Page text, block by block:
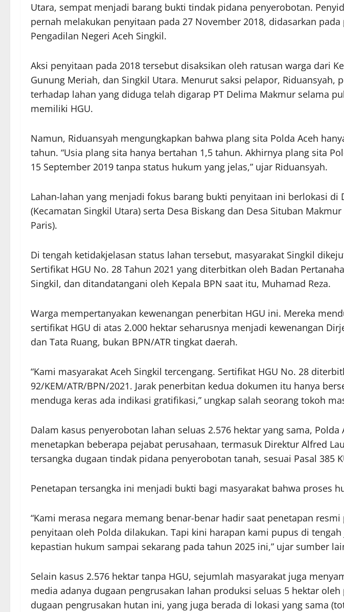
Utara, sempat menjadi barang bukti tindak pidana penyerobotan.
pernah melakukan penyitaan pada 27 November 2018, didasarkan
Pengadilan Negeri Aceh Singkil.
Aksi penyitaan pada 2018 tersebut disaksikan oleh ratusan warga dari
Gunung Meriah, dan Singkil Utara. Menurut saksi pelapor, Riduansyah,
terhadap lahan yang diduga telah digarap PT Delima Makmur selama
memiliki HGU.
Namun, Riduansyah mengungkapkan bahwa plang sita Polda Aceh
tahun. “Usia plang sita hanya bertahan 1,5 tahun. Akhirnya plang sita
15 September 2019 tanpa status hukum yang jelas,” ujar Riduansyah.
Lahan-lahan yang menjadi fokus barang bukti penyitaan ini berlokasi di
(Kecamatan Singkil Utara) serta Desa Biskang dan Desa Situban
Paris).
Di tengah ketidakjelasan status lahan tersebut, masyarakat Singkil
Sertifikat HGU No. 28 Tahun 2021 yang diterbitkan oleh Badan
Singkil, dan ditandatangani oleh Kepala BPN saat itu, Muhamad Reza.
Warga mempertanyakan kewenangan penerbitan HGU ini. Mereka
sertifikat HGU di atas 2.000 hektar seharusnya menjadi kewenangan
dan Tata Ruang, bukan BPN/ATR tingkat daerah.
“Kami masyarakat Aceh Singkil tercengang. Sertifikat HGU No. 28
92/KEM/ATR/BPN/2021. Jarak penerbitan kedua dokumen itu hanya
menduga keras ada indikasi gratifikasi,” ungkap salah seorang tokoh
Dalam kasus penyerobotan lahan seluas 2.576 hektar yang sama, Polda
menetapkan beberapa pejabat perusahaan, termasuk Direktur Alfred
tersangka dugaan tindak pidana penyerobotan tanah, sesuai Pasal 385
Penetapan tersangka ini menjadi bukti bagi masyarakat bahwa proses
“Kami merasa negara memang benar-benar hadir saat penetapan
penyitaan oleh Polda dilakukan. Tapi kini harapan kami pupus di
kepastian hukum sampai sekarang pada tahun 2025 ini,” ujar sumber
Selain kasus 2.576 hektar tanpa HGU, sejumlah masyarakat juga
media adanya dugaan pengrusakan lahan produksi seluas 5 hektar oleh
dugaan pengrusakan hutan ini, yang juga berada di lokasi yang sama